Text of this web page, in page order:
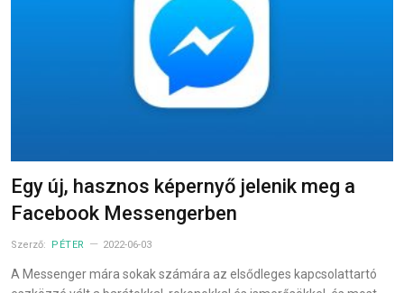
Egy új, hasznos képernyő jelenik meg a
Facebook Messengerben
Szerző: PÉTER 2022-06-03
A Messenger mára sokak számára az elsődleges kapcsolattartó